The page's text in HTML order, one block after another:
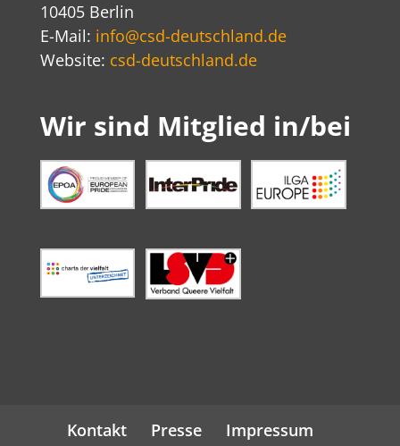
10405 Berlin
E-Mail: info@csd-deutschland.de
Website: csd-deutschland.de
Wir sind Mitglied in/bei
Kontakt Presse
Impressum